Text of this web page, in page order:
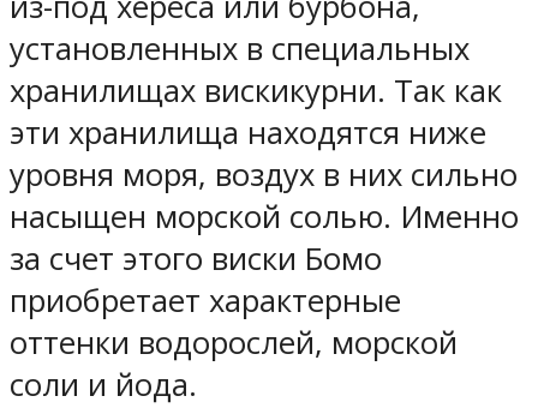
установленных в специальных
хранилищах вискикурни. Так как
эти хранилища находятся ниже
уровня моря, воздух в них сильно
насыщен морской солью. Именно
за счет этого виски Бомо
приобретает характерные
оттенки водорослей, морской
соли и йода.